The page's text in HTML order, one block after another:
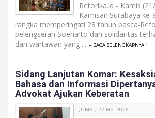
Retorika.id - Kamis
Kamisan Surabaya
rangka memperingati 28 tahun pasca-
pelengseran Soeharto dan solidaritas
dan wartawan yang ... » BACA SELENGKAPNYA ]
Sidang Lanjutan Komar:
Bahasa dan Informasi
Advokat Ajukan Keberatan
JUMAT, 22 MEI 2026